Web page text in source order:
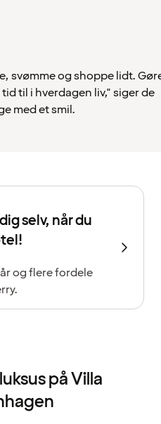
svømme og shoppe lidt.
til i hverdagen liv," siger de
med et smil.
selv, når du
og flere fordele
på Villa